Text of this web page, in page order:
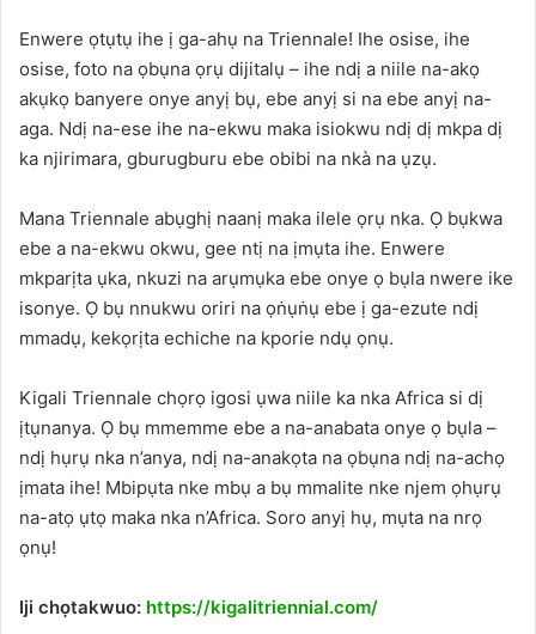
Enwere ọtụtụ ihe ị ga-ahụ na Triennale! Ihe osise, ihe
osise, foto na ọbụna ọrụ dijitalụ – ihe ndị a niile na-akọ
akụkọ banyere onye anyị bụ, ebe anyị si na ebe anyị na-
aga. Ndị na-ese ihe na-ekwu maka isiokwu ndị dị mkpa dị
ka njirimara, gburugburu ebe obibi na nkà na ụzụ.
Mana Triennale abụghị naanị maka ilele ọrụ nka. Ọ bụkwa
ebe a na-ekwu okwu, gee ntị na ịmụta ihe. Enwere
mkparịta ụka, nkuzi na arụmụka ebe onye ọ bụla nwere ike
isonye. Ọ bụ nnukwu oriri na ọṅụṅụ ebe ị ga-ezute ndị
mmadụ, kekọrịta echiche na kporie ndụ ọnụ.
Kigali Triennale chọrọ igosi ụwa niile ka nka Africa si dị
ịtụnanya. Ọ bụ mmemme ebe a na-anabata onye ọ bụla –
ndị hụrụ nka n’anya, ndị na-anakọta na ọbụna ndị na-achọ
ịmata ihe! Mbipụta nke mbụ a bụ mmalite nke njem ọhụrụ
na-atọ ụtọ maka nka n’Africa. Soro anyị hụ, mụta na nrọ
ọnụ!
Iji chọtakwuo: https://kigalitriennial.com/